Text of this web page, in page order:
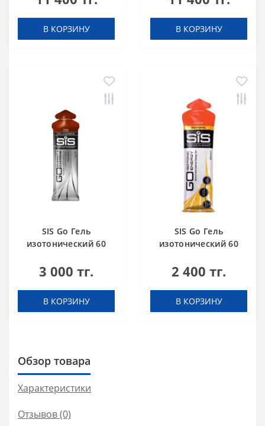
В КОРЗИНУ В КОРЗИНУ
SIS Go Гель
изотонический 60
Кола
3 000 тг.
В КОРЗИНУ
SIS Go Гель
изотонический 60
2 400 тг.
В КОРЗИНУ
Обзор товара
Характеристики
Отзывов (0)